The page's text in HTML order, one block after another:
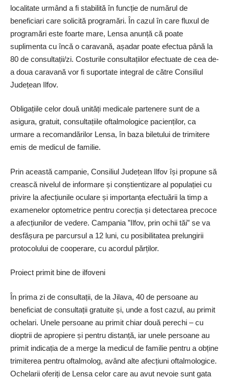
localitate urmând a fi stabilită în funcție de numărul de
beneficiari care solicită programări. În cazul în care fluxul de
programări este foarte mare, Lensa anunță că poate
suplimenta cu încă o caravană, așadar poate efectua până la
80 de consultații/zi. Costurile consultațiilor efectuate de cea de-
a doua caravană vor fi suportate integral de către Consiliul
Județean Ilfov.
Obligațiile celor două unități medicale partenere sunt de a
asigura, gratuit, consultațiile oftalmologice pacienților, ca
urmare a recomandărilor Lensa, în baza biletului de trimitere
emis de medicul de familie.
Prin această campanie, Consiliul Județean Ilfov își propune să
crească nivelul de informare și conștientizare al populației cu
privire la afecțiunile oculare și importanța efectuării la timp a
examenelor optometrice pentru corecția și detectarea precoce
a afecțiunilor de vedere. Campania ”Ilfov, prin ochii tăi” se va
desfășura pe parcursul a 12 luni, cu posibilitatea prelungirii
protocolului de cooperare, cu acordul părților.
Proiect primit bine de ilfoveni
În prima zi de con­sultații, de la Jilava, 40 de persoane au
beneficiat de consultații gratuite și, unde a fost cazul, au primit
ochelari. Unele persoane au primit chiar două perechi – cu
dioptrii de apropiere și pentru distanță, iar unele persoane au
primit indicația de a merge la medicul de familie pentru a obține
trimiterea pentru oftalmolog, având alte afecțiuni oftalmologice.
Ochelarii oferiți de Lensa celor care au avut nevoie sunt gata